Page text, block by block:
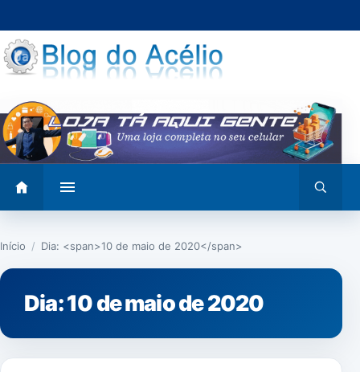
para
o
conteúdo
menu
busca
Início / Dia: <span>10 de maio de 2020</span>
Dia:10 de maio de 2020
NOTÍCIAS